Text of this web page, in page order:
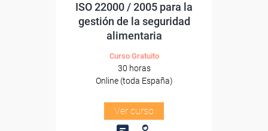
ISO 22000 / 2005 para la
gestión de la seguridad
alimentaria
Curso Gratuito
30 horas
Online (toda España)
Ver curso